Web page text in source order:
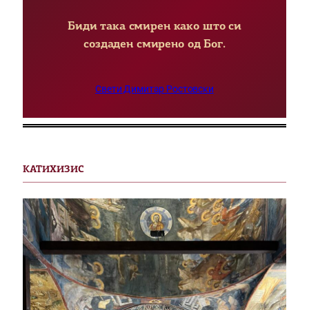
Биди така смирен како што си
создаден смирено од Бог.
Свети Димитар Ростовски
КАТИХИЗИС